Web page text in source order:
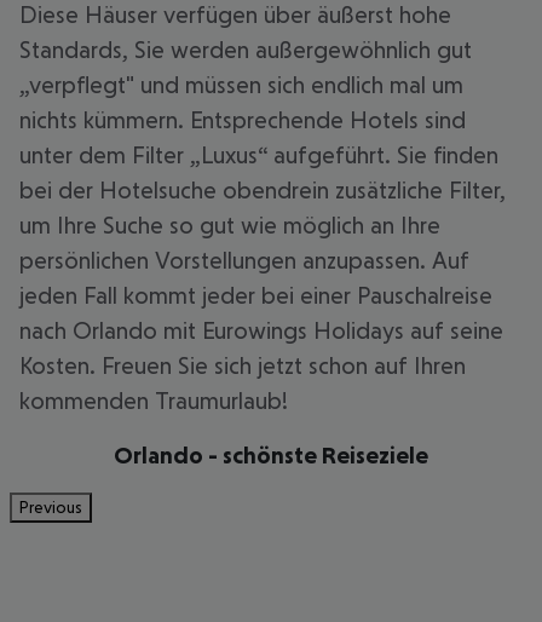
Diese Häuser verfügen über äußerst hohe
Standards, Sie werden außergewöhnlich gut
„verpflegt" und müssen sich endlich mal um
nichts kümmern. Entsprechende Hotels sind
unter dem Filter „Luxus“ aufgeführt. Sie finden
bei der Hotelsuche obendrein zusätzliche Filter,
um Ihre Suche so gut wie möglich an Ihre
persönlichen Vorstellungen anzupassen. Auf
jeden Fall kommt jeder bei einer Pauschalreise
nach Orlando mit Eurowings Holidays auf seine
Kosten. Freuen Sie sich jetzt schon auf Ihren
kommenden Traumurlaub!
Orlando - schönste Reiseziele
Previous